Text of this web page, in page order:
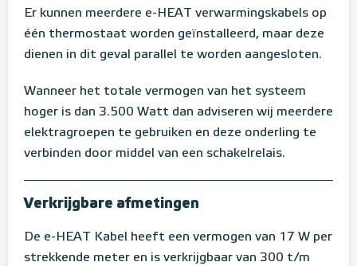
Er kunnen meerdere e-HEAT verwarmingskabels op
één thermostaat worden geïnstalleerd, maar deze
dienen in dit geval parallel te worden aangesloten.
Wanneer het totale vermogen van het systeem
hoger is dan 3.500 Watt dan adviseren wij meerdere
elektragroepen te gebruiken en deze onderling te
verbinden door middel van een schakelrelais.
Verkrijgbare afmetingen
De e-HEAT Kabel heeft een vermogen van 17 W per
strekkende meter en is verkrijgbaar van 300 t/m